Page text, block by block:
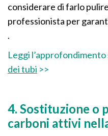
considerare di farlo
professionista per
.
Leggi l’approfondimento
dei tubi >>
4. Sostituzione o
carboni attivi